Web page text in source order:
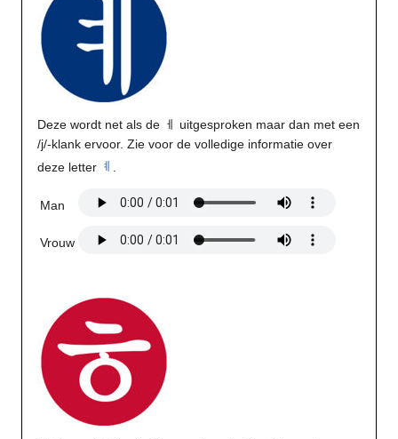
Deze wordt net als de ㅔ uitgesproken maar dan met een
/j/-klank ervoor. Zie voor de volledige informatie over
deze letter ㅖ
Man
Vrouw